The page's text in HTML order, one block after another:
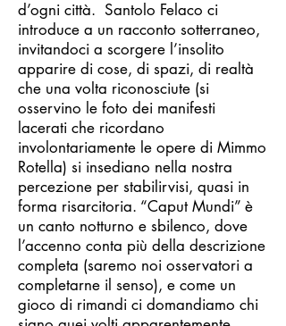
d’ogni città. Santolo Felaco ci
introduce a un racconto sotterraneo,
invitandoci a scorgere l’insolito
apparire di cose, di spazi, di realtà
che una volta riconosciute (si
osservino le foto dei manifesti
lacerati che ricordano
involontariamente le opere di Mimmo
Rotella) si insediano nella nostra
percezione per stabilirvisi, quasi in
forma risarcitoria. “Caput Mundi” è
un canto notturno e sbilenco, dove
l’accenno conta più della descrizione
completa (saremo noi osservatori a
completarne il senso), e come un
gioco di rimandi ci domandiamo chi